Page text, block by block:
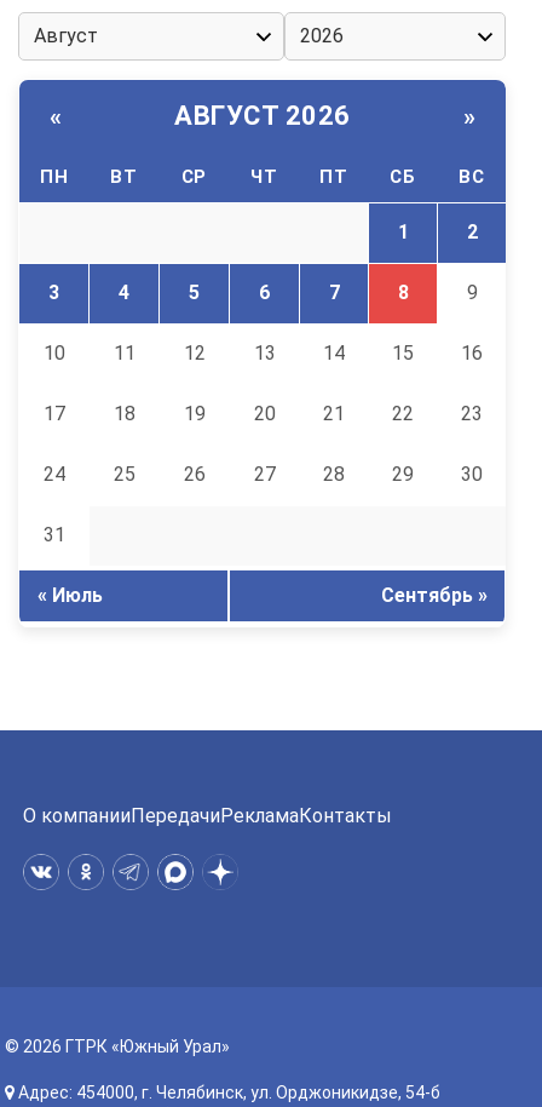
« АВГУСТ 2026 »
ПН ВТ СР ЧТ ПТ СБ ВС
1 2
3 4 5 6 7 8 9
10 11 12 13 14 15 16
17 18 19 20 21 22 23
24 25 26 27 28 29 30
31
« Июль Сентябрь »
О компанииПередачиРекламаКонтакты
© 2026 ГТРК «Южный Урал»
Адрес: 454000, г. Челябинск, ул. Орджоникидзе, 54-б